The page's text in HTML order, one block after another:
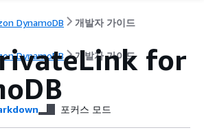
DynamoDB 개발자 가이드
DynamoDB 개발자 가이드
for
포커스 모드